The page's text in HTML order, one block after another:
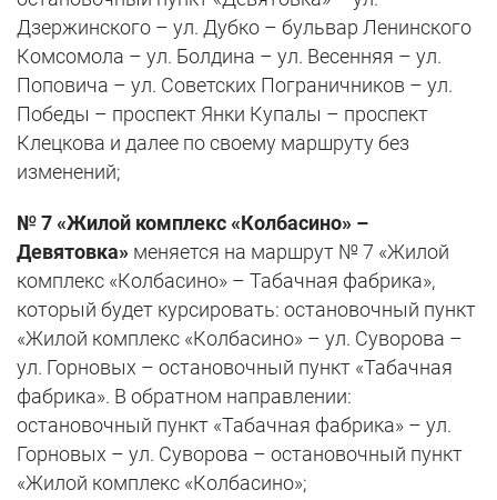
Дзержинского – ул. Дубко – бульвар Ленинского
Комсомола – ул. Болдина – ул. Весенняя – ул.
Поповича – ул. Советских Пограничников – ул.
Победы – проспект Янки Купалы – проспект
Клецкова и далее по своему маршруту без
изменений;
№ 7 «Жилой комплекс «Колбасино» –
Девятовка» меняется на маршрут № 7 «Жилой
комплекс «Колбасино» – Табачная фабрика»,
который будет курсировать: остановочный пункт
«Жилой комплекс «Колбасино» – ул. Суворова –
ул. Горновых – остановочный пункт «Табачная
фабрика». В обратном направлении:
остановочный пункт «Табачная фабрика» – ул.
Горновых – ул. Суворова – остановочный пункт
«Жилой комплекс «Колбасино»;